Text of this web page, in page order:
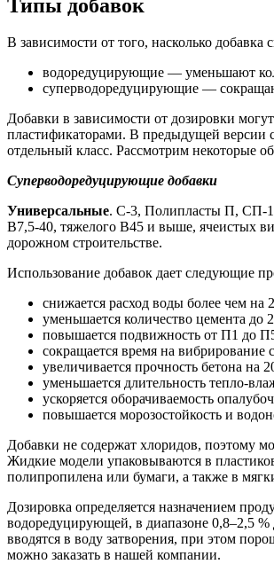
Типы добавок
В зависимости от того, насколько
водоредуцирующие — уменьшают
суперводоредуцирующие —
Добавки в зависимости от дозировки
пластификаторами. В предыдущей
отдельный класс. Рассмотрим некоторые
Суперводоредуцирующие добавки
Универсальные. С-3, Полипласты П, СП-1,
В7,5-40, тяжелого В45 и выше, ячеистых
дорожном строительстве.
Использование добавок дает следующие
снижается расход воды более чем на
уменьшается количество цемента до
повышается подвижность от П1 до
сокращается время на вибрирование
увеличивается прочность бетона на
уменьшается длительность тепло-
ускоряется оборачиваемость
повышается морозостойкость и
Добавки не содержат хлоридов, поэтому
Жидкие модели упаковываются в
полипропилена или бумаги, а также в
Дозировка определяется назначением
водоредуцирующей, в диапазоне 0,8–2,5
вводятся в воду затворения, при этом
можно заказать в нашей компании.